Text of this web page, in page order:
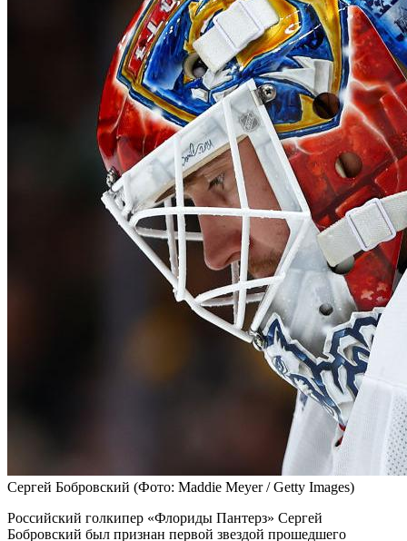
Сергей Бобровский (Фото: Maddie Meyer / Getty Images)
Российский голкипер «Флориды Пантерз» Сергей
Бобровский был признан первой звездой прошедшего